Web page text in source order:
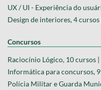
UX / UI - Experiência do
Design de interiores, 4 cursos
Concursos
Raciocínio Lógico, 10 cursos |
Informática para concursos,
Polícia Militar e Guarda